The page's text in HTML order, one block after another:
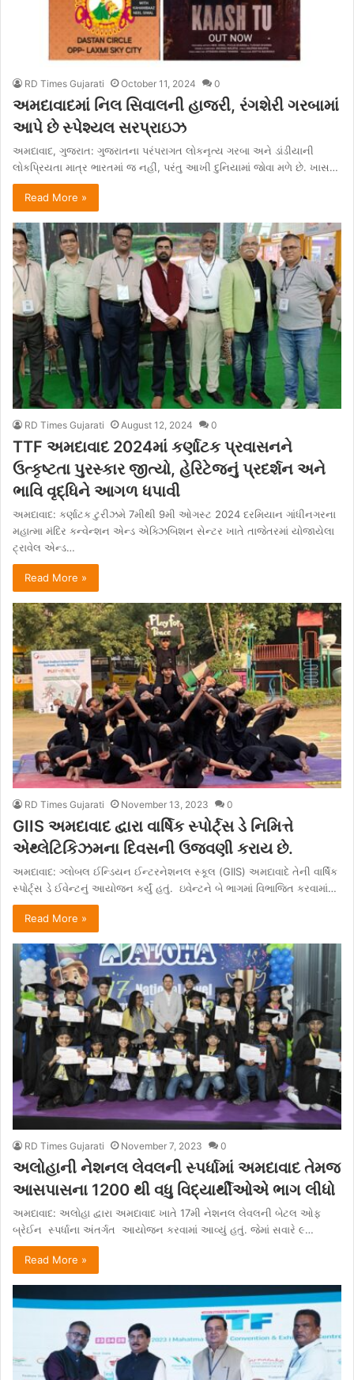
RD Times Gujarati October 11, 2024 0
અમદાવાદમાં નિલ સિવાલની હાજરી, રંગશેરી ગરબામાં
આપે છે સ્પેશ્યલ સરપ્રાઇઝ
અમદાવાદ, ગુજરાત: ગુજરાતના પરંપરાગત લોકનૃત્ય ગરબા અને ડાંડીયાની
લોકપ્રિયતા માત્ર ભારતમાં જ નહીં, પરંતુ આખી દુનિયામાં જોવા મળે છે. ખાસ…
Read More »
RD Times Gujarati August 12, 2024 0
TTF અમદાવાદ 2024માં કર્ણાટક પ્રવાસનને
ઉત્કૃષ્ટતા પુરસ્કાર જીત્યો, હેરિટેજનું પ્રદર્શન અને
ભાવિ વૃદ્ધિને આગળ ધપાવી
અમદાવાદ: કર્ણાટક ટુરીઝમે 7મીથી 9મી ઓગસ્ટ 2024 દરમિયાન ગાંધીનગરના
મહાત્મા મંદિર કન્વેન્શન એન્ડ એક્ઝિબિશન સેન્ટર ખાતે તાજેતરમાં યોજાયેલા
ટ્રાવેલ એન્ડ…
Read More »
RD Times Gujarati November 13, 2023 0
GIIS અમદાવાદ દ્વારા વાર્ષિક સ્પોર્ટ્સ ડે નિમિત્તે
એથ્લેટિકિઝમના દિવસની ઉજવણી કરાય છે.
અમદાવાદ: ગ્લોબલ ઈન્ડિયન ઈન્ટરનેશનલ સ્કૂલ (GIIS) અમદાવાદે તેની વાર્ષિક
સ્પોર્ટ્સ ડે ઈવેન્ટનું આયોજન કર્યું હતું. ઇવેન્ટને બે ભાગમાં વિભાજિત કરવામાં…
Read More »
RD Times Gujarati November 7, 2023 0
અલોહાની નેશનલ લેવલની સ્પર્ધામાં અમદાવાદ તેમજ
આસપાસના 1200 થી વધુ વિદ્યાર્થીઓએ ભાગ લીધો
અમદાવાદ: અલોહા દ્વારા અમદાવાદ ખાતે 17મી નેશનલ લેવલની બેટલ ઓફ
બ્રેઈન સ્પર્ધાના અંતર્ગત આયોજન કરવામાં આવ્યું હતું. જેમાં સવારે ૯…
Read More »